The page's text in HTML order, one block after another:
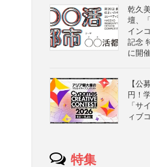
乾久
壇、
イン
記念
に開催
【公
円！
「サ
ィブ
特集